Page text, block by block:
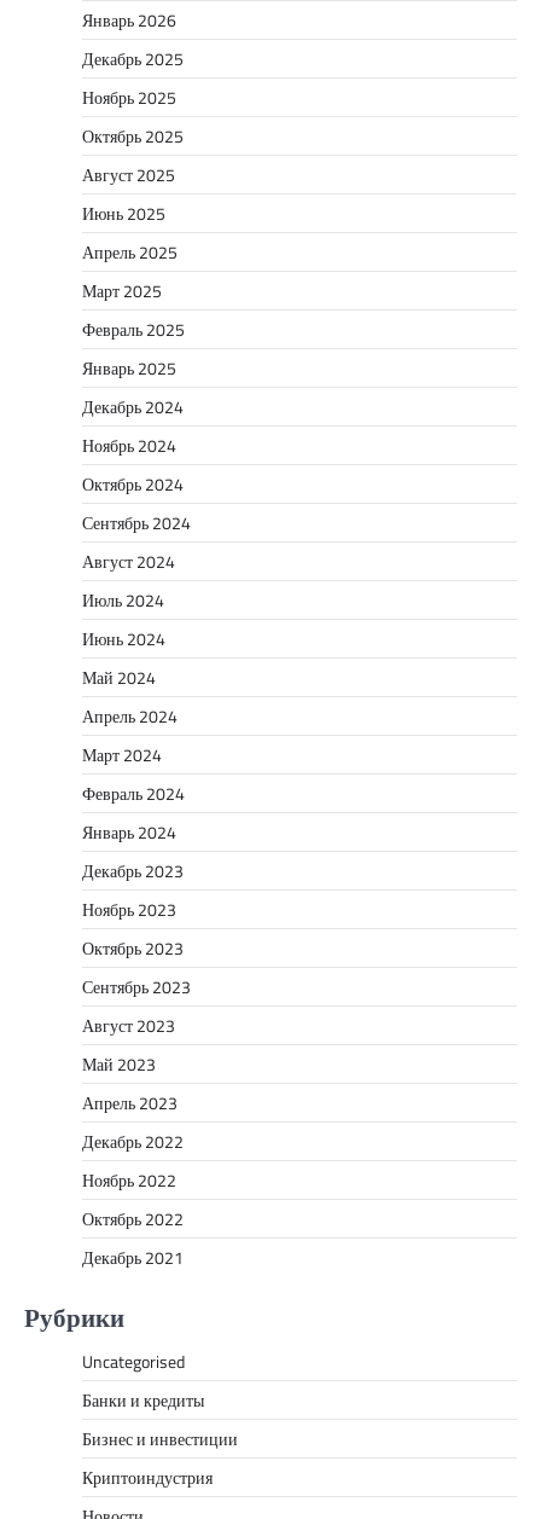
Январь 2026
Декабрь 2025
Ноябрь 2025
Октябрь 2025
Август 2025
Июнь 2025
Апрель 2025
Март 2025
Февраль 2025
Январь 2025
Декабрь 2024
Ноябрь 2024
Октябрь 2024
Сентябрь 2024
Август 2024
Июль 2024
Июнь 2024
Май 2024
Апрель 2024
Март 2024
Февраль 2024
Январь 2024
Декабрь 2023
Ноябрь 2023
Октябрь 2023
Сентябрь 2023
Август 2023
Май 2023
Апрель 2023
Декабрь 2022
Ноябрь 2022
Октябрь 2022
Декабрь 2021
Рубрики
Uncategorised
Банки и кредиты
Бизнес и инвестиции
Криптоиндустрия